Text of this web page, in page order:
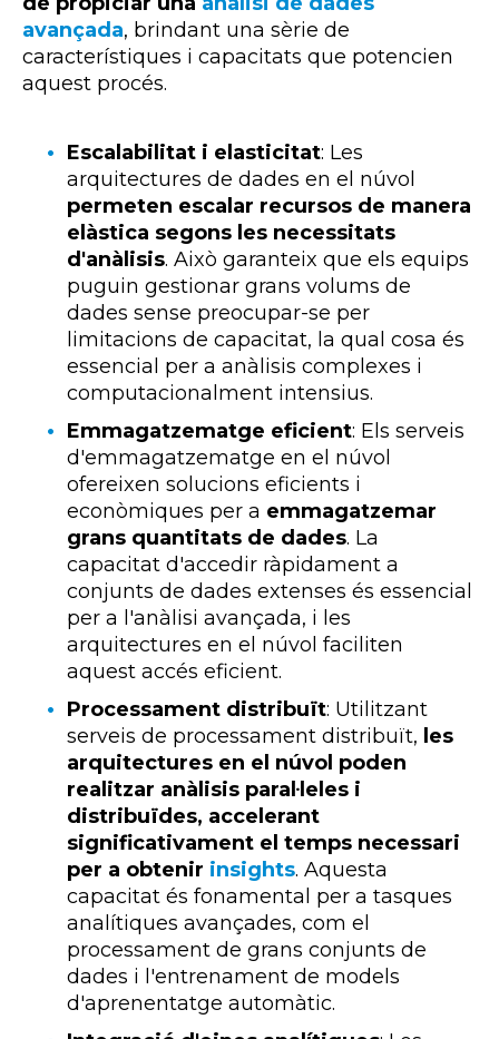
avançada, brindant una sèrie de
característiques i capacitats que potencien
aquest procés.
Escalabilitat i elasticitat: Les
arquitectures de dades en el núvol
permeten escalar recursos de manera
elàstica segons les necessitats
d'anàlisis. Això garanteix que els equips
puguin gestionar grans volums de
dades sense preocupar-se per
limitacions de capacitat, la qual cosa és
essencial per a anàlisis complexes i
computacionalment intensius.
Emmagatzematge eficient: Els serveis
d'emmagatzematge en el núvol
ofereixen solucions eficients i
econòmiques per a emmagatzemar
grans quantitats de dades. La
capacitat d'accedir ràpidament a
conjunts de dades extenses és essencial
per a l'anàlisi avançada, i les
arquitectures en el núvol faciliten
aquest accés eficient.
Processament distribuït: Utilitzant
serveis de processament distribuït, les
arquitectures en el núvol poden
realitzar anàlisis paral·leles i
distribuïdes, accelerant
significativament el temps necessari
per a obtenir insights. Aquesta
capacitat és fonamental per a tasques
analítiques avançades, com el
processament de grans conjunts de
dades i l'entrenament de models
d'aprenentatge automàtic.